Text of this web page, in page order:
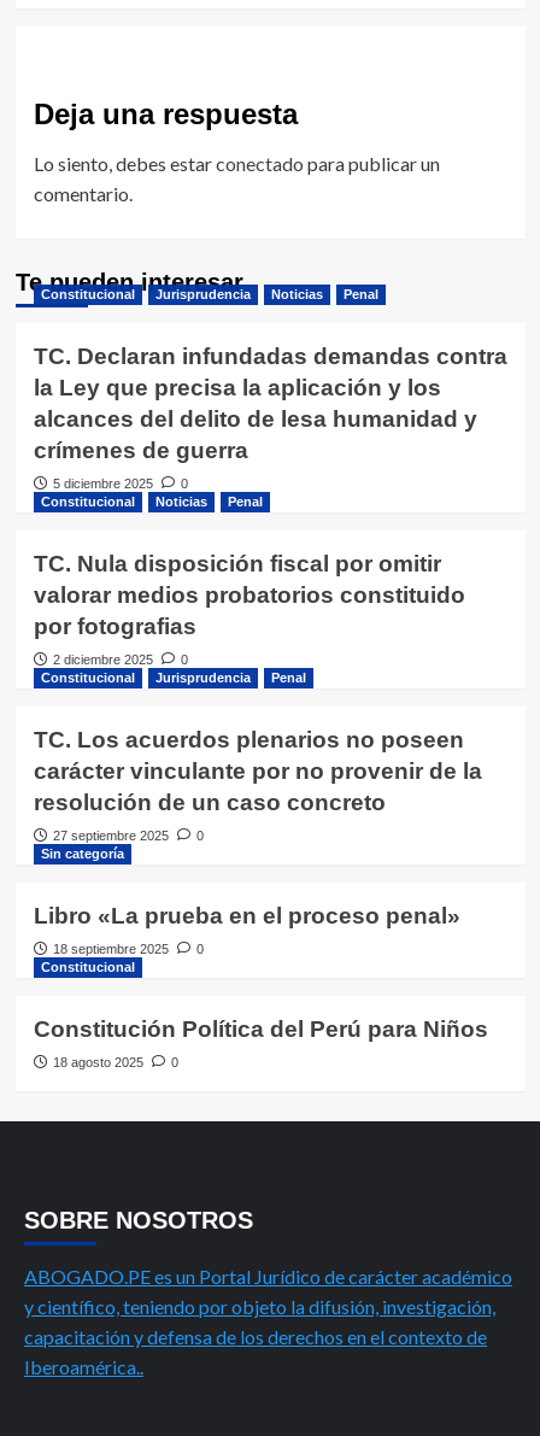
Deja una respuesta
Lo siento, debes estarconectado para publicar un
comentario.
Te pueden interesar
Constitucional Jurisprudencia Noticias Penal
TC. Declaran infundadas demandas contra
la Ley que precisa la aplicación y los
alcances del delito de lesa humanidad y
crímenes de guerra
5 diciembre 2025
0
Constitucional
Noticias Penal
TC. Nula disposición fiscal por omitir
valorar medios probatorios constituido
por fotografias
2 diciembre 2025
0
Constitucional
Jurisprudencia Penal
TC. Los acuerdos plenarios no poseen
carácter vinculante por no provenir de la
resolución de un caso concreto
27 septiembre 2025
0
Sin categoría
Libro «La prueba en el proceso penal»
18 septiembre 2025
0
Constitucional
Constitución Política del Perú para Niños
18 agosto 2025 0
SOBRE NOSOTROS
ABOGADO.PE es un Portal Jurídico de carácter académico
y científico, teniendo por objeto la difusión, investigación,
capacitación y defensa de los derechos en el contexto de
Iberoamérica..